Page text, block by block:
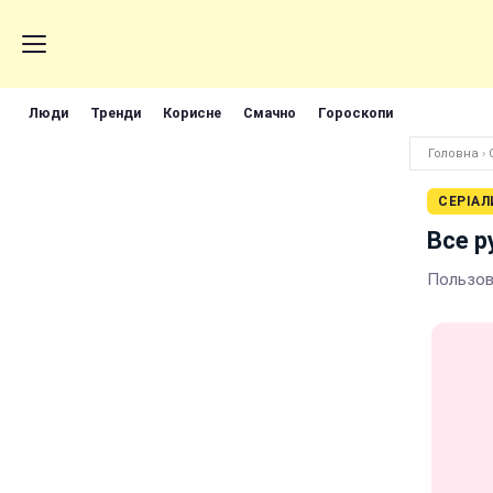
Люди Тренди Корисне Смачно Гороскопи
Головна ›
Все